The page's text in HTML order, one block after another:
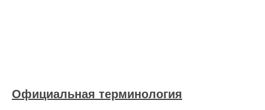
Официальная терминология